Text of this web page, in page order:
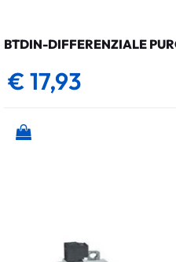
BTDIN-DIFFERENZIALE
€ 17,93
Quantità